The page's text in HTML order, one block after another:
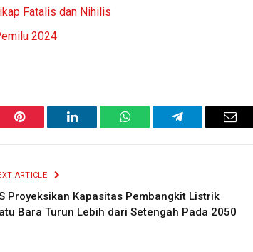
Fatalis dan Nihilis
2024
Pinterest LinkedIn WhatsAppTelegram
ARTICLE
Proyeksikan Kapasitas Pembangkit Listrik
Bara Turun Lebih dari Setengah Pada 2050